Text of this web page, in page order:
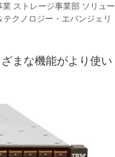
ストレージ事業部 ソリュー
クノロジー・エバンジェリ
まな機能がより使い